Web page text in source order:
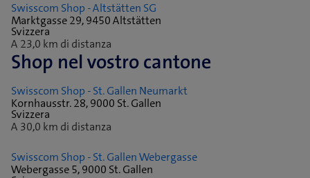
Swisscom Shop - Altstätten SG
Marktgasse 29, 9450 Altstätten
Svizzera
A 23,0 km di distanza
Shop nel vostro cantone
Swisscom Shop - St. Gallen Neumarkt
Kornhausstr. 28, 9000 St. Gallen
Svizzera
A 30,0 km di distanza
Swisscom Shop - St. Gallen Webergasse
Webergasse 5, 9000 St. Gallen